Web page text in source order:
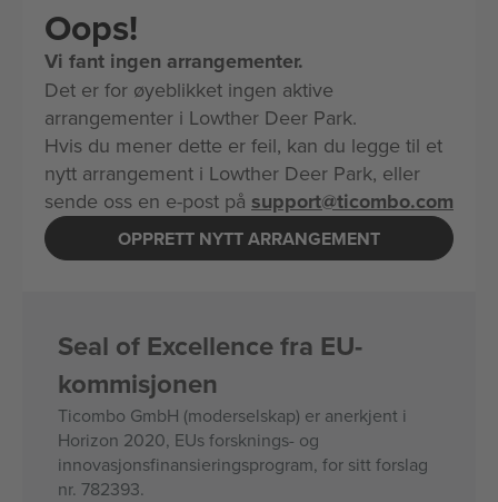
Oops!
Vi fant ingen arrangementer.
Det er for øyeblikket ingen aktive
arrangementer i Lowther Deer Park.
Hvis du mener dette er feil, kan du legge til et
nytt arrangement i Lowther Deer Park, eller
sende oss en e-post på support@ticombo.com
OPPRETT NYTT ARRANGEMENT
Seal of Excellence fra EU-
kommisjonen
Ticombo GmbH (moderselskap) er anerkjent i
Horizon 2020, EUs forsknings- og
innovasjonsfinansieringsprogram, for sitt forslag
nr. 782393.